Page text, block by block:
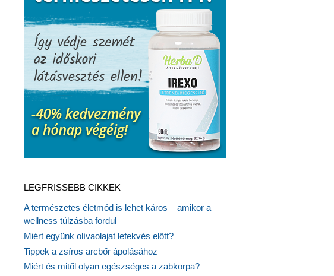
LEGFRISSEBB CIKKEK
A természetes életmód is lehet káros – amikor a
wellness túlzásba fordul
Miért együnk olívaolajat lefekvés előtt?
Tippek a zsíros arcbőr ápolásához
Miért és mitől olyan egészséges a zabkorpa?